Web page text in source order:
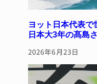
ヨット日本代表
日本大3年の髙島
2026年6月23日